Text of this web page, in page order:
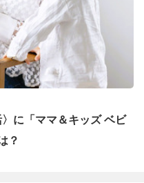
に「ママ＆キッズ ベビ
？